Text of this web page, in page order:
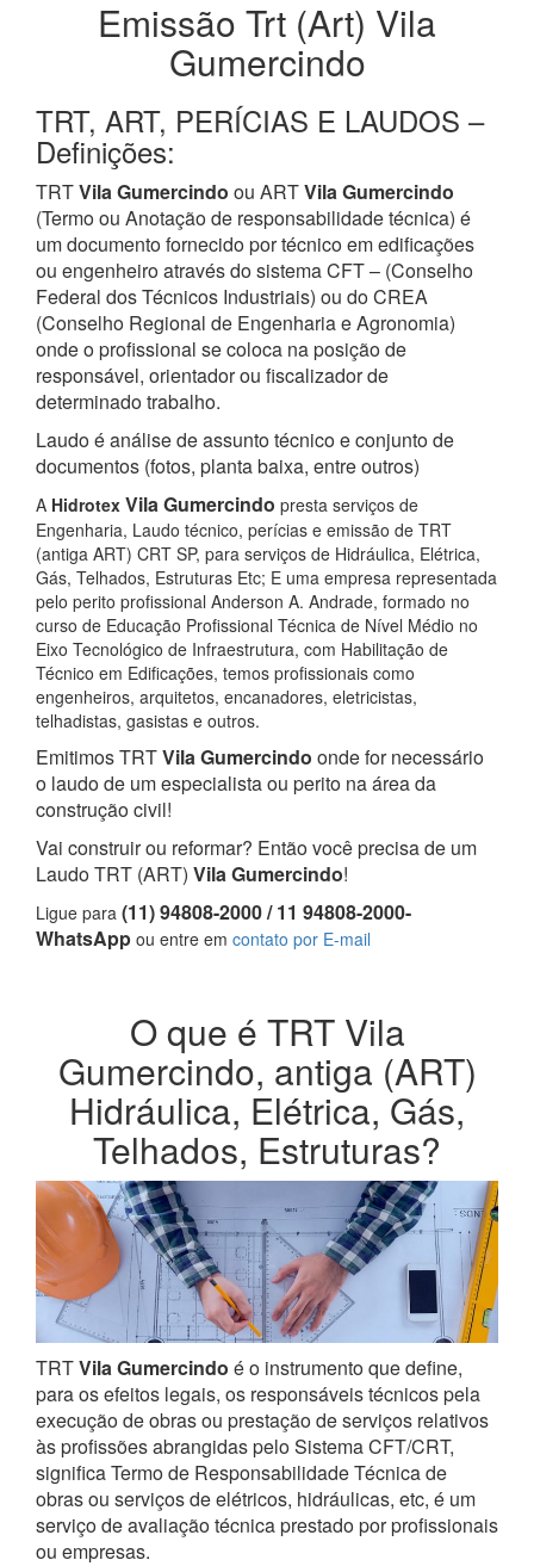
Emissão Trt (Art) Vila
Gumercindo
TRT, ART, PERÍCIAS E LAUDOS –
Definições:
TRTVila Gumercindo ou ARTVila Gumercindo
(Termo ou Anotação de responsabilidade técnica) é
um documento fornecido por técnico em edificações
ou engenheiro através do sistema CFT – (Conselho
Federal dos Técnicos Industriais) ou do CREA
(Conselho Regional de Engenharia e Agronomia)
onde o profissional se coloca na posição de
responsável, orientador ou fiscalizador de
determinado trabalho.
Laudo é análise de assunto técnico e conjunto de
documentos (fotos, planta baixa, entre outros)
A Hidrotex Vila Gumercindo presta serviços de
Engenharia, Laudo técnico, perícias e emissão de TRT
(antiga ART) CRT SP, para serviços de Hidráulica, Elétrica,
Gás, Telhados, Estruturas Etc; E uma empresa representada
pelo perito profissional Anderson A. Andrade, formado no
curso de Educação Profissional Técnica de Nível Médio no
Eixo Tecnológico de Infraestrutura, com Habilitação de
Técnico em Edificações, temos profissionais como
engenheiros, arquitetos, encanadores, eletricistas,
telhadistas, gasistas e outros.
Emitimos TRTVila Gumercindo onde for necessário
o laudo de um especialista ou perito na área da
construção civil!
Vai construir ou reformar? Então você precisa de um
Laudo TRT (ART) Vila Gumercindo!
Ligue para (11) 94808-2000 / 11 94808-2000-
WhatsApp ou entre em contato por E-mail
O que é TRT Vila
Gumercindo, antiga (ART)
Hidráulica, Elétrica, Gás,
Telhados, Estruturas?
TRTVila Gumercindo é o instrumento que define,
para os efeitos legais, os responsáveis técnicos pela
execução de obras ou prestação de serviços relativos
às profissões abrangidas pelo Sistema CFT/CRT,
significa Termo de Responsabilidade Técnica de
obras ou serviços de elétricos, hidráulicas, etc, é um
serviço de avaliação técnica prestado por profissionais
ou empresas.